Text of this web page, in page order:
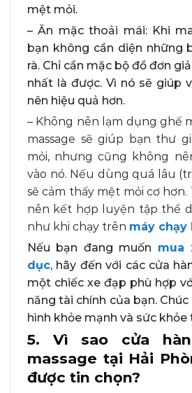
mệt mỏi.
– Ăn mặc thoải mái: Khi
bạn không cần diện những
rà. Chỉ cần mặc bộ đồ đơn
nhất là được. Vì nó sẽ giúp
nên hiệu quả hơn.
– Không nên lạm dụng ghế
massage sẽ giúp bạn thư
mỏi, nhưng cũng không
vào nó. Nếu dùng quá lâu
sẽ cảm thấy mệt mỏi cơ hơn.
nên kết hợp luyện tập thể
như khi chạy trên máy chạy
Nếu bạn đang muốn mua
dục, hãy đến với các cửa
một chiếc xe đạp phù hợp
năng tài chính của bạn.
hình khỏe mạnh và sức khỏe
5. Vì sao cửa
massage tại Hải
được tin chọn?